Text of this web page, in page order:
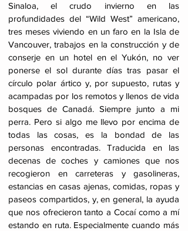
Sinaloa, el crudo invierno en las
profundidades del “Wild West” americano,
tres meses viviendo en un faro en la Isla de
Vancouver, trabajos en la construcción y de
conserje en un hotel en el Yukón, no ver
ponerse el sol durante días tras pasar el
círculo polar ártico y, por supuesto, rutas y
acampadas por los remotos y llenos de vida
bosques de Canadá. Siempre junto a mi
perra. Pero si algo me llevo por encima de
todas las cosas, es la bondad de las
personas encontradas. Traducida en las
decenas de coches y camiones que nos
recogieron en carreteras y gasolineras,
estancias en casas ajenas, comidas, ropas y
paseos compartidos, y, en general, la ayuda
que nos ofrecieron tanto a Cocaí como a mí
estando en ruta. Especialmente cuando más